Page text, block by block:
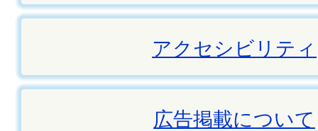
アクセシビリティ
広告掲載について